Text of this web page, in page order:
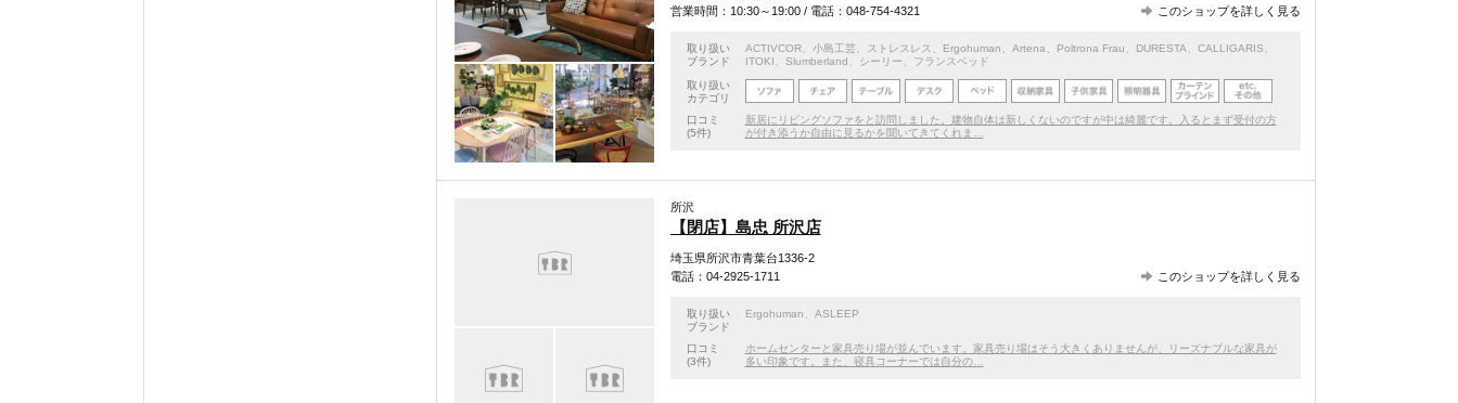
営業時間：10:30～19:00 / 電話：048-754-4321
このショップを詳しく見る
取り扱い
ブランド
ACTIVCOR、 小島工芸、 ストレスレス Ergohuman Artena Poltrona Frau DURESTA CALLIGARIS
ITOKI
Slumberland シーリー
フランスベッド
取り扱い
カテゴリ
口コミ
(5件)
新居にリビングソファをと訪問しました。建物自体は新しくないのですが中は綺麗です。入るとまず受付の方
が付き添うか自由に見るかを聞いてきてくれま…
所沢
【閉店】島忠 所沢店
埼玉県所沢市青葉台1336-2
電話：04-2925-1711
このショップを詳しく見る
取り扱い
ブランド
Ergohuman ASLEEP
口コミ
(3件)
ホームセンターと家具売り場が並んでいます。家具売り場はそう大きくありませんが、リーズナブルな家具が
多い印象です。また、寝具コーナーでは自分の…